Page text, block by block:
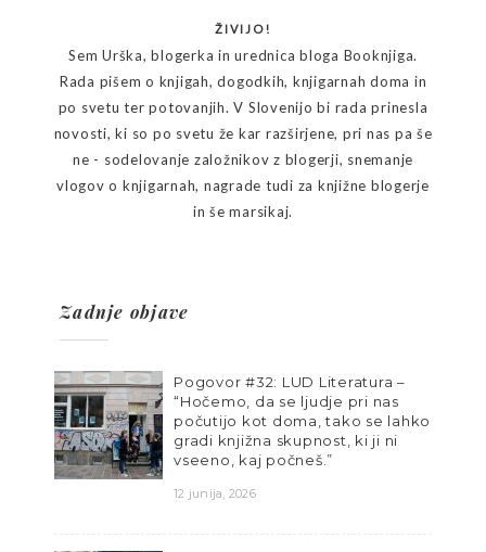
ŽIVIJO!
Sem Urška, blogerka in urednica bloga Booknjiga.
Rada pišem o knjigah, dogodkih, knjigarnah doma in
po svetu ter potovanjih. V Slovenijo bi rada prinesla
novosti, ki so po svetu že kar razširjene, pri nas pa še
ne - sodelovanje založnikov z blogerji, snemanje
vlogov o knjigarnah, nagrade tudi za knjižne blogerje
in še marsikaj.
Zadnje objave
Pogovor #32: LUD Literatura –
“Hočemo, da se ljudje pri nas
počutijo kot doma, tako se lahko
gradi knjižna skupnost, ki ji ni
vseeno, kaj počneš.”
12 junija, 2026